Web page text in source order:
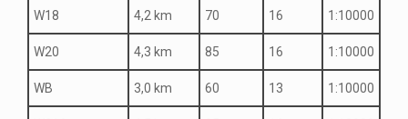
W18 4,2 km 70 16 1:10000
W20 4,3 km 85 16 1:10000
WB 3,0 km 60 13 1:10000